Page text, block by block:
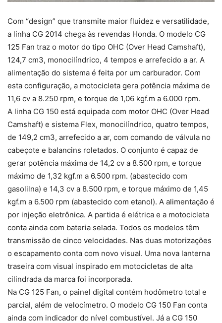
Com “design” que transmite maior fluidez e versatilidade,
a linha CG 2014 chega às revendas Honda. O modelo CG
125 Fan traz o motor do tipo OHC (Over Head Camshaft),
124,7 cm3, monocilíndrico, 4 tempos e arrefecido a ar. A
alimentação do sistema é feita por um carburador. Com
esta configuração, a motocicleta gera potência máxima de
11,6 cv a 8.250 rpm, e torque de 1,06 kgf.m a 6.000 rpm.
A linha CG 150 está equipada com motor OHC (Over Head
Camshaft) e sistema Flex, monocilíndrico, quatro tempos,
de 149,2 cm3, arrefecido a ar, com comando de válvula no
cabeçote e balancins roletados. O conjunto é capaz de
gerar potência máxima de 14,2 cv a 8.500 rpm, e torque
máximo de 1,32 kgf.m a 6.500 rpm. (abastecido com
gasolilna) e 14,3 cv a 8.500 rpm, e torque máximo de 1,45
kgf.m a 6.500 rpm (abastecido com etanol). A alimentação é
por injeção eletrônica. A partida é elétrica e a motocicleta
conta ainda com bateria selada. Todos os modelos têm
transmissão de cinco velocidades. Nas duas motorizações
o escapamento conta com novo visual. Uma nova lanterna
traseira com visual inspirado em motocicletas de alta
cilindrada da marca foi incorporada.
Na CG 125 Fan, o painel digital contém hodômetro total e
parcial, além de velocímetro. O modelo CG 150 Fan conta
ainda com indicador do nível combustível. Já a CG 150